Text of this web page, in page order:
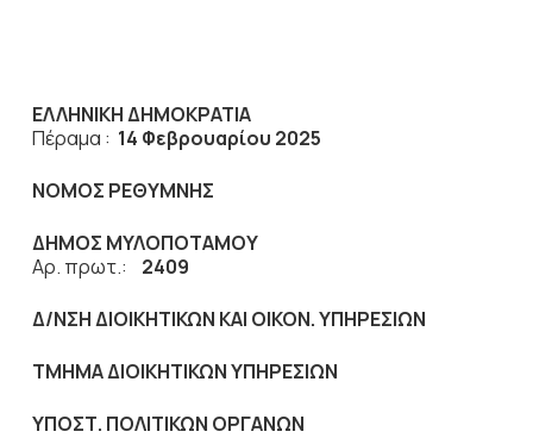
ΕΛΛΗΝΙΚΗ ΔΗΜΟΚΡΑΤΙΑ
Πέραμα : 14 Φεβρουαρίου 2025
ΝΟΜΟΣ ΡΕΘΥΜΝΗΣ
ΔΗΜΟΣ ΜΥΛΟΠΟΤΑΜΟΥ
Αρ. πρωτ.: 2409
Δ/ΝΣΗ ΔΙΟΙΚΗΤΙΚΩΝ ΚΑΙ ΟΙΚΟΝ. ΥΠΗΡΕΣΙΩΝ
ΤΜΗΜΑ ΔΙΟΙΚΗΤΙΚΩΝ ΥΠΗΡΕΣΙΩΝ
ΥΠΟΣΤ. ΠΟΛΙΤΙΚΩΝ ΟΡΓΑΝΩΝ